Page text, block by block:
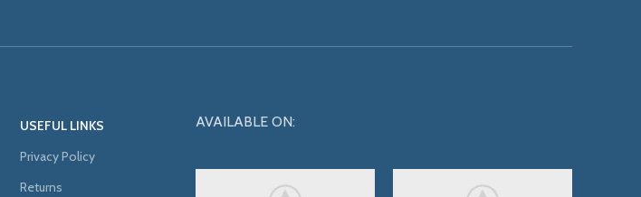
USEFUL LINKS
Privacy Policy
Returns
AVAILABLE ON: